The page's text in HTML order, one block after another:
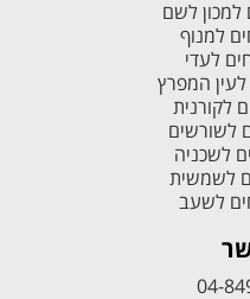
למכון לשם
למנוף
לעדי
המפרץ
לקורנית
לשורשים
לשכניה
לשמשית
לשעב
04-